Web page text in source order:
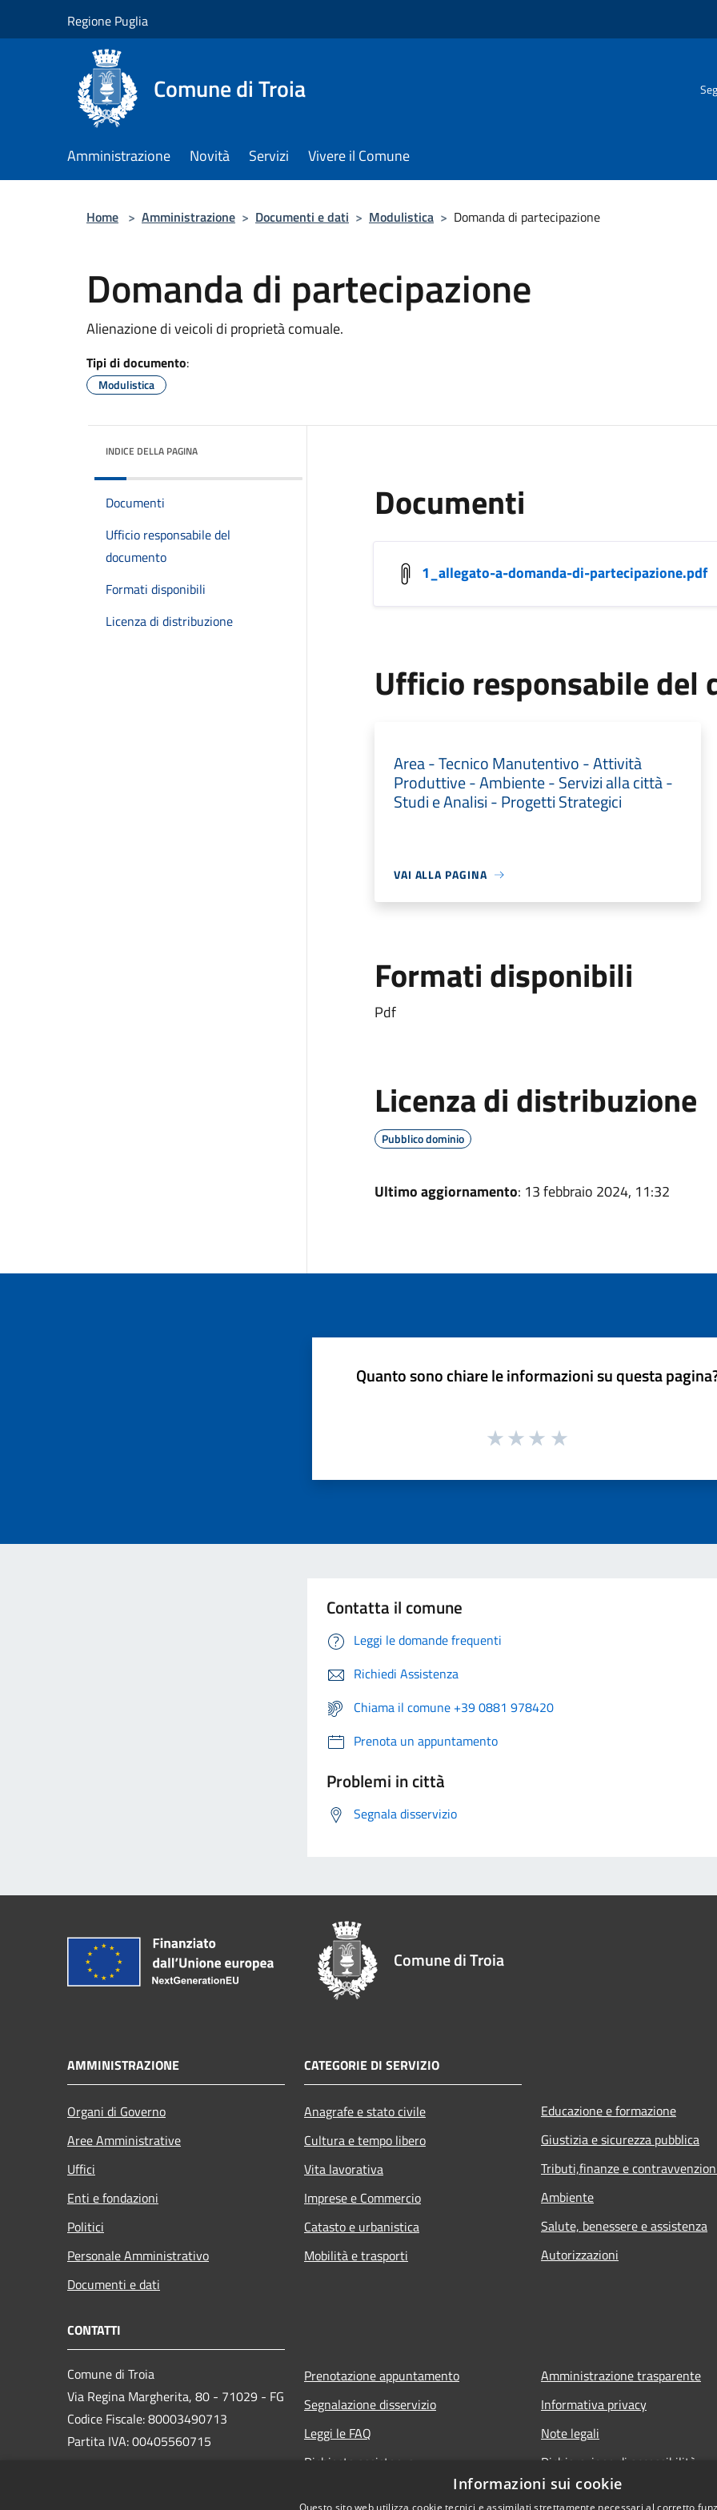
Regione Puglia
Comune di Troia
Amministrazione Novità Servizi Vivere il Comune
Home > Amministrazione > Documenti e dati > Modulistica > Domanda di partecipazione
Domanda di partecipazione
Alienazione di veicoli di proprietà comuale.
Tipi di documento:
Modulistica
INDICE DELLA PAGINA
Documenti
Ufficio responsabile del
documento
Formati disponibili
Licenza di distribuzione
Documenti
1_allegato-a-domanda-di-partecipazione.pdf
Ufficio responsabile del
Area - Tecnico Manutentivo - Attività
Produttive - Ambiente - Servizi alla città -
Studi e Analisi - Progetti Strategici
VAI ALLA PAGINA
Formati disponibili
Pdf
Licenza di distribuzione
Pubblico dominio
Ultimo aggiornamento: 13 febbraio 2024, 11:32
Quanto sono chiare le informazioni su questa
Contatta il comune
Leggi le domande frequenti
Richiedi Assistenza
Chiama il comune +39 0881 978420
Prenota un appuntamento
Problemi in città
Segnala disservizio
Comune di Troia
AMMINISTRAZIONE
Organi di Governo
Aree Amministrative
Uffici
Enti e fondazioni
Politici
Personale Amministrativo
Documenti e dati
CATEGORIE DI SERVIZIO
Anagrafe e stato civile
Cultura e tempo libero
Vita lavorativa
Imprese e Commercio
Catasto e urbanistica
Mobilità e trasporti
Educazione e formazione
Giustizia e sicurezza pubblica
Tributi,finanze e
Ambiente
Salute, benessere e assistenza
Autorizzazioni
CONTATTI
Comune di Troia
Via Regina Margherita, 80 - 71029 - FG
Codice Fiscale: 80003490713
Partita IVA: 00405560715
Prenotazione appuntamento
Segnalazione disservizio
Leggi le FAQ
Richiesta assistenza
Amministrazione trasparente
Informativa privacy
Note legali
Dichiarazione di accessibilità
Informazioni sui cookie
Questo sito web utilizza cookie tecnici e assimilati strettamente necessari al corretto